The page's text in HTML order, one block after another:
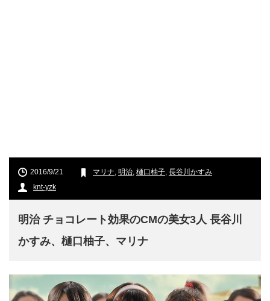
2016/9/21 マリナ, 明治, 樋口柚子, 長谷川かすみ
knt-yzk
明治 チョコレート効果のCMの美女3人 長谷川
かすみ、樋口柚子、マリナ